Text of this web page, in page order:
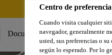
Documentos Contáctenos
Centro de
Cuando visita cualquier
navegador, generalmente
usted, sus preferencias o
según lo esperado. Por lo